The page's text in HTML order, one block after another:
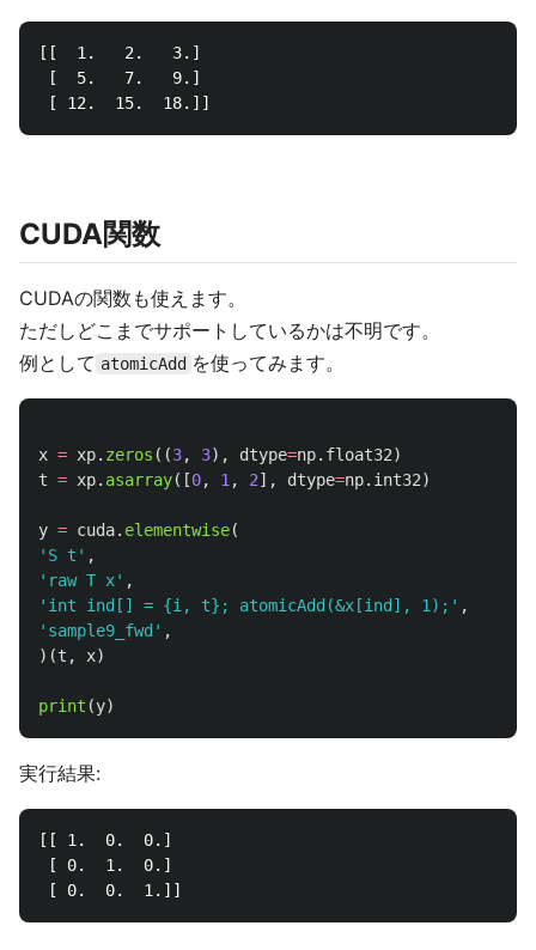
[[  1.   2.   3.]
[  5.   7.   9.]
CUDA関数
CUDAの関数も使えます。
ただしどこまでサポートしているかは不明です。
例として atomicAdd を使ってみます。
x = xp. zeros ((3, 3), dtype=np. float32)
t = xp. asarray([0, 1 , 2], dtype=np. int32)
y = cuda. elementwise(
' S t ' ,
' raw T x' ,
' int ind[] = {i, t}; atomicAdd(&x[ind], 1); ' ,
' sample9_fwd ' ,
)(t , x)
print (y)
実行結果:
[[ 1.  0.  0.]
[ 0.  1.  0.]